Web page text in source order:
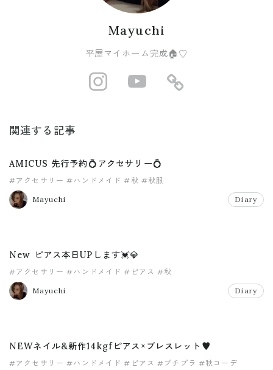
Mayuchi
平屋マイホーム完成🏠♡
http://https://
関連する記事
AMICUS 先行予約💍アクセサリー💍
#アクセサリー #ハンドメイド #秋 #秋服
Mayuchi Diary
New ピアス本日UPします💓💎
#アクセサリー #ハンドメイド #ピアス #秋
Mayuchi Diary
NEWネイル&新作14kgfピアス×ブレスレット♥️
#アクセサリー #ハンドメイド #ピアス #プチプラ #秋コーデ